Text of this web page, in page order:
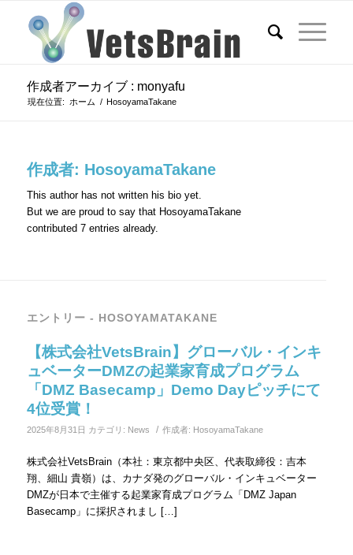
作成者アーカイブ : monyafu
現在位置: ホーム / HosoyamaTakane
作成者: HosoyamaTakane
This author has not written his bio yet.
But we are proud to say that HosoyamaTakane
contributed 7 entries already.
エントリー - HOSOYAMATAKANE
【株式会社VetsBrain】グローバル・インキ
ュベーターDMZの起業家育成プログラム
「DMZ Basecamp」Demo Dayピッチにて
4位受賞！
2025年8月31日 カテゴリ: News / 作成者: HosoyamaTakane
株式会社VetsBrain（本社：東京都中央区、代表取締役：吉本
翔、細山 貴嶺）は、カナダ発のグローバル・インキュベーター
DMZが日本で主催する起業家育成プログラム「DMZ Japan
Basecamp」に採択されまし […]